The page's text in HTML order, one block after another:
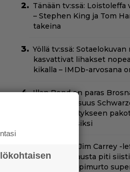
Tänään tv:ssä: Loistoleffa
– Stephen King ja Tom
takeina
Yöllä tv:ssä:
kasvattivat lihakset
kikalla – IMDb-arvosana
Illan Bond on paras
samankaltaisuus
toimintatykitykseen
kässärin uusiksi
Illalla tv:ssä: Jim Carrey -
raakaa kohtausta piti
koomikon läpimurto